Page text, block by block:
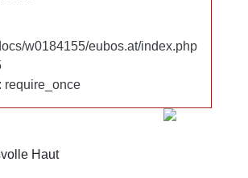
w0184155/eubos.at/index.php
require_once
Haut
w0184155/eubos.at/index.php
require_once
Haut